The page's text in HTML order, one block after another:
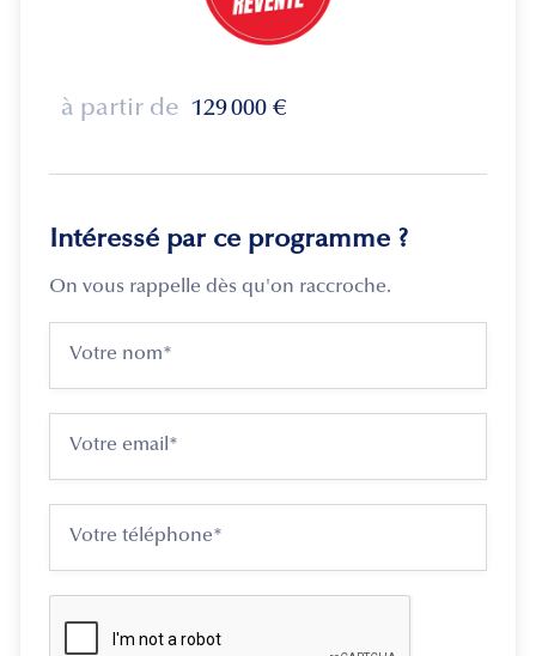
à partir de 129 000 €
Intéressé par ce programme ?
On vous rappelle dès qu'on raccroche.